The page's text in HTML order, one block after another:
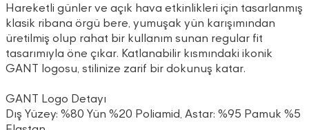
Hareketli günler ve açık hava etkinlikleri için tasarlanmış
klasik ribana örgü bere, yumuşak yün karışımından
üretilmiş olup rahat bir kullanım sunan regular fit
tasarımıyla öne çıkar. Katlanabilir kısmındaki ikonik
GANT logosu, stilinize zarif bir dokunuş katar.
GANT Logo Detayı
Dış Yüzey: %80 Yün %20 Poliamid, Astar: %95 Pamuk %5